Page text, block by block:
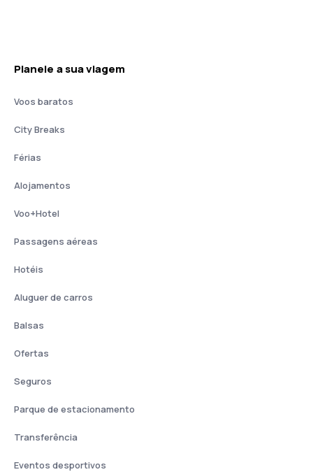
Planeie a sua viagem
Voos baratos
City Breaks
Férias
Alojamentos
Voo+Hotel
Passagens aéreas
Hotéis
Aluguer de carros
Balsas
Ofertas
Seguros
Parque de estacionamento
Transferência
Eventos desportivos